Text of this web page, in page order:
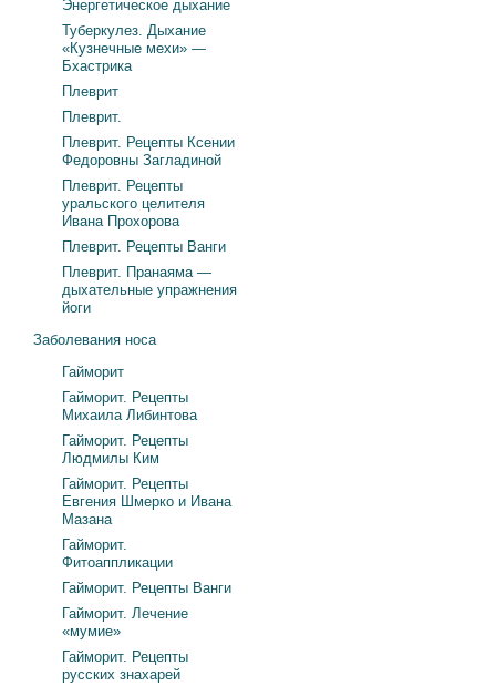
Энергетическое дыхание
Туберкулез. Дыхание
«Кузнечные мехи» —
Бхастрика
Плеврит
Плеврит.
Плеврит. Рецепты Ксении
Федоровны Загладиной
Плеврит. Рецепты
уральского целителя
Ивана Прохорова
Плеврит. Рецепты Ванги
Плеврит. Пранаяма —
дыхательные упражнения
йоги
Заболевания носа
Гайморит
Гайморит. Рецепты
Михаила Либинтова
Гайморит. Рецепты
Людмилы Ким
Гайморит. Рецепты
Евгения Шмерко и Ивана
Мазана
Гайморит.
Фитоаппликации
Гайморит. Рецепты Ванги
Гайморит. Лечение
«мумие»
Гайморит. Рецепты
русских знахарей